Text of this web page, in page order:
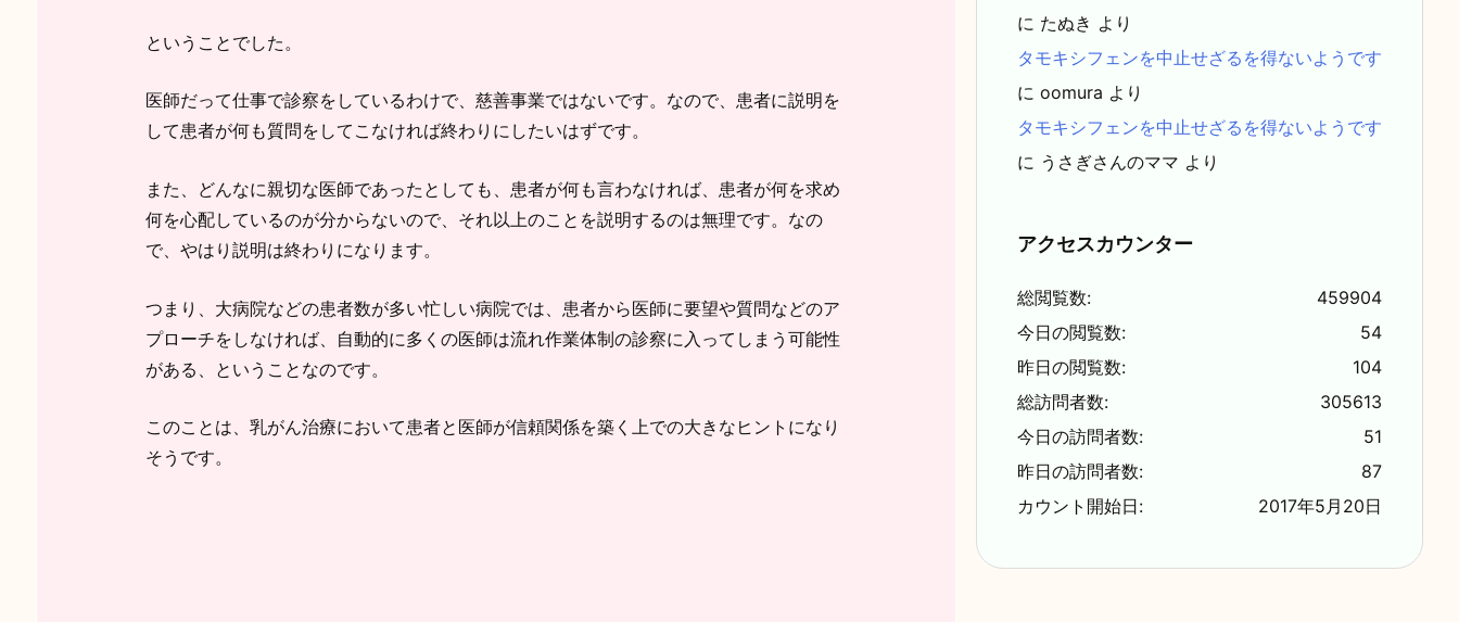
ということでした。
医師だって仕事で診察をしているわけで、慈善事業ではないです。なので、患者に説明を
して患者が何も質問をしてこなければ終わりにしたいはずです。
また、どんなに親切な医師であったとしても、患者が何も言わなければ、患者が何を求め
何を心配しているのが分からないので、それ以上のことを説明するのは無理です。なの
で、やはり説明は終わりになります。
つまり、大病院などの患者数が多い忙しい病院では、患者から医師に要望や質問などのア
プローチをしなければ、自動的に多くの医師は流れ作業体制の診察に入ってしまう可能性
がある、ということなのです。
このことは、乳がん治療において患者と医師が信頼関係を築く上での大きなヒントになり
そうです。
に たぬき より
タモキシフェンを中止せざるを得ないようです
に oomura より
タモキシフェンを中止せざるを得ないようです
に うさぎさんのママ より
アクセスカウンター
459904
総閲覧数:
54
今日の閲覧数:
104
昨日の閲覧数:
305613
総訪問者数:
51
今日の訪問者数:
87
昨日の訪問者数:
2017年5月20日
カウント開始日: